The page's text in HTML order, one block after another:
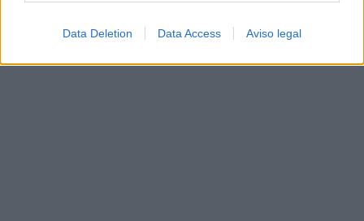
Data Deletion Data Access Aviso legal